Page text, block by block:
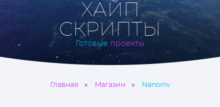
ХАЙП
СКРИПТЫ
Готовые проекты
Главная Магазин Nanoinv